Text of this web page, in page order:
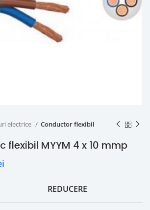
electrice Conductor flexibil
flexibil MYYM 4 x 10 mmp
REDUCERE